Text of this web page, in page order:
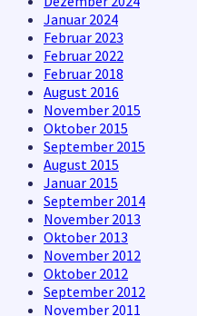
Januar 2024
Februar 2023
Februar 2022
Februar 2018
August 2016
November 2015
Oktober 2015
September 2015
August 2015
Januar 2015
September 2014
November 2013
Oktober 2013
November 2012
Oktober 2012
September 2012
November 2011